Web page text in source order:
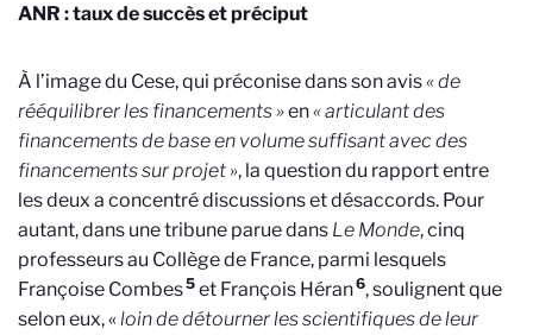
ANR : taux de succès et préciput
À l’image du Cese, qui préconise dans son avis« de
rééquilibrer les financements »en« articulant des
financements de base en volume suffisant avec des
financements sur projet », la question du rapport entre
les deux a concentré discussions et désaccords. Pour
autant, dans une tribune parue dans Le Monde, cinq
professeurs au Collège de France, parmi lesquels
Françoise Combes5 et François Héran6, soulignent que
selon eux, « loin de détourner les scientifiques de leur